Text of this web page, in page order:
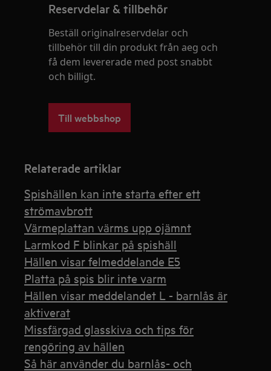
Reservdelar & tillbehör
Beställ originalreservdelar och
tillbehör till din produkt från aeg och
få dem levererade med post snabbt
och billigt.
Till webbshop
Relaterade artiklar
Spishällen kan inte starta efter ett
strömavbrott
Värmeplattan värms upp ojämnt
Larmkod F blinkar på spishäll
Hällen visar felmeddelande E5
Platta på spis blir inte varm
Hällen visar meddelandet L - barnlås är
aktiverat
Missfärgad glasskiva och tips för
rengöring av hällen
Så här använder du barnlås- och